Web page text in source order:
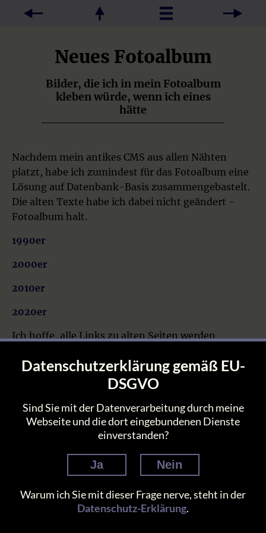
Neues Fotoalbum
Bilder, die ich in mein Fotoalbum
kleben würde, wenn ich eines
hätte
Nachdem mein antikes CMS aus allen Nähten
platzt, habe ich zumindest für das Fotoalbum eine
Lösung auf Datenbank-Basis zusammengebastelt.
Die alten Texte habe ich dabei nicht geändert -
Fotoalbum halt.
1990er
2000er
2010er
2020er
Ich hoffe, alle Links zu alten Seiten werden
nicht, machen Sie Bekanntschaft mit dem Bären.
Christians Homepage 8 (c) 1995-2026 by Christian Lütgens
Datenschutz • Impressum
Datenschutzerklärung gemäß EU-
DSGVO
Sind Sie mit der Datenverarbeitung durch meine
Webseite und die dort eingebundenen Dienste
einverstanden?
Ja Nein
Warum ich Sie mit dieser Frage nerve, steht in der
Datenschutz-Erklärung.